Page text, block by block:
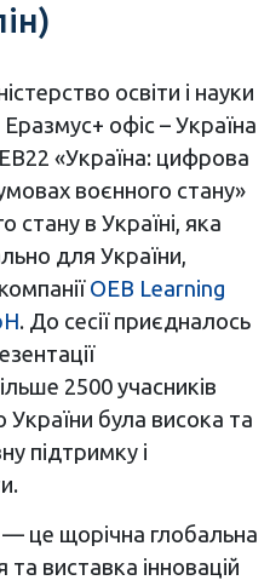
освіти і науки
офіс – Україна
«Україна: цифрова
воєнного стану»
стану в Україні, яка
для України,
OEB Learning
. До сесії приєдналось
2500 учасників
України була висока та
підтримку і
це щорічна глобальна
виставка інновацій